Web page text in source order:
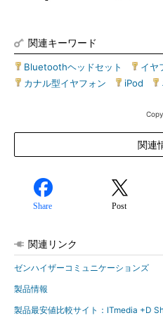
関連キーワード
Bluetoothヘッドセット イヤ
カナル型イヤフォン
iPod
関連
Share Post
関連リンク
ゼンハイザーコミュニケーションズ
製品情報
製品最安値比較サイト：ITmedia +D